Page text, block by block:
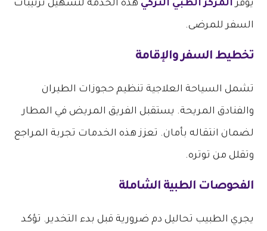
يوفرالمركز الطبي التركي هذه الخدمة لتسهيل ترتيبات
السفر للمرضى.
تخطيط السفر والإقامة
تشمل السياحة العلاجية تنظيم حجوزات الطيران
والفنادق المريحة. يستقبل الفريق المريض في المطار
لضمان انتقاله بأمان. تعزز هذه الخدمات تجربة المراجع
وتقلل من توتره.
الفحوصات الطبية الشاملة
يجري الطبيب تحاليل دم ضرورية قبل بدء التخدير. تؤكد